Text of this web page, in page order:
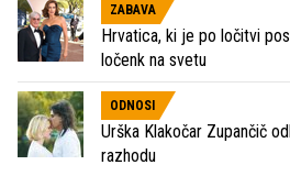
ZABAVA
Hrvatica, ki je po ločitvi
ločenk na svetu
ODNOSI
Urška Klakočar Zupančič
razhodu